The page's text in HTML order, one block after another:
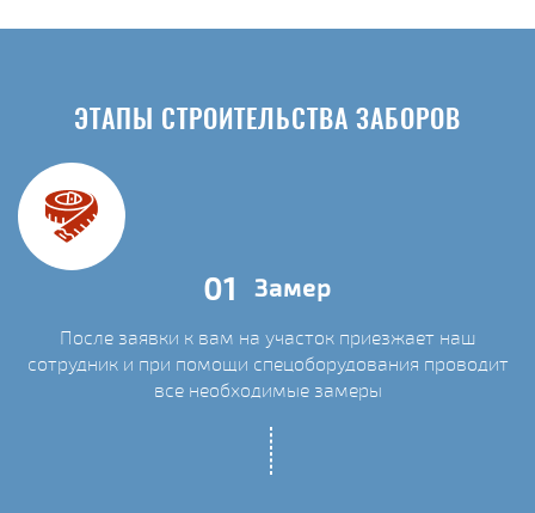
ЭТАПЫ СТРОИТЕЛЬСТВА ЗАБОРОВ
01 Замер
После заявки к вам на участок приезжает наш
сотрудник и при помощи спецоборудования проводит
все необходимые замеры